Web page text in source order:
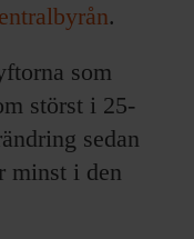
.
som
störst i 25-
sedan
minst i den